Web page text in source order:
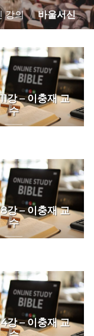
강의 / 바울서신
강 – 이충재 교
수
강 – 이충재 교
수
강 – 이충재 교